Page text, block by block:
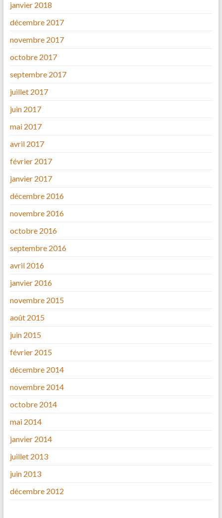
janvier 2018
décembre 2017
novembre 2017
octobre 2017
septembre 2017
juillet 2017
juin 2017
mai 2017
avril 2017
février 2017
janvier 2017
décembre 2016
novembre 2016
octobre 2016
septembre 2016
avril 2016
janvier 2016
novembre 2015
août 2015
juin 2015
février 2015
décembre 2014
novembre 2014
octobre 2014
mai 2014
janvier 2014
juillet 2013
juin 2013
décembre 2012